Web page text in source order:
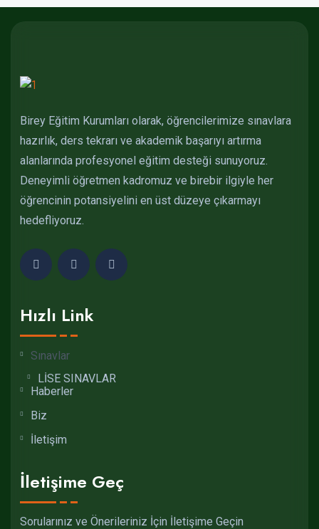
Birey Eğitim Kurumları olarak, öğrencilerimize sınavlara
hazırlık, ders tekrarı ve akademik başarıyı artırma
alanlarında profesyonel eğitim desteği sunuyoruz.
Deneyimli öğretmen kadromuz ve birebir ilgiyle her
öğrencinin potansiyelini en üst düzeye çıkarmayı
hedefliyoruz.
Hızlı Link
Sınavlar
LİSE SINAVLAR
Haberler
Biz
İletişim
İletişime Geç
Sorularınız ve Önerileriniz İçin İletişime Geçin